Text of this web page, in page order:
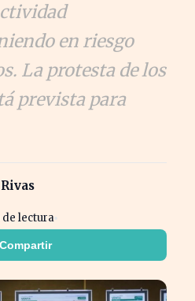
en riesgo
La protesta de los
prevista para
de lectura
Compartir